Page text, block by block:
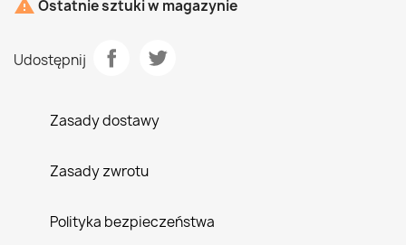
 Ostatnie sztuki w magazynie
Udostępnij
Zasady dostawy
Zasady zwrotu
Polityka bezpieczeństwa